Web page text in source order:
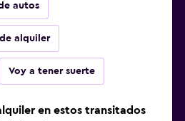
autos
alquiler
Voy a tener suerte
en estos transitados